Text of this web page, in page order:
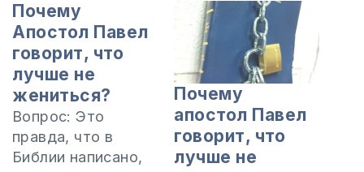
Почему
Апостол Павел
говорит, что
лучше не
жениться?
Вопрос: Это
правда, что в
Библии написано,
Почему
апостол Павел
говорит, что
лучше не